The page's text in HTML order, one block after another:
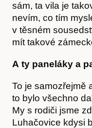
sám, ta vila je
nevím, co tím
v těsném
mít takové
A ty paneláky a
To je samozřejmě
to bylo všechno
My s rodiči jsme
Luhačovice kdysi